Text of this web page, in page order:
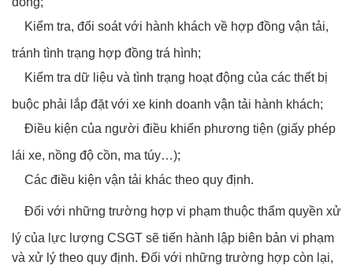
Kiểm tra, đối soát với hành khách về hợp đồng vận tải,
tránh tình trạng hợp đồng trá hình;
Kiểm tra dữ liệu và tình trạng hoạt động của các thết bị
buộc phải lắp đặt với xe kinh doanh vận tải hành khách;
Điều kiện của người điều khiển phương tiện (giấy phép
lái xe, nồng độ cồn, ma túy…);
Các điều kiện vận tải khác theo quy định.
Đối với những trường hợp vi phạm thuộc thẩm quyền xử
lý của lực lượng CSGT sẽ tiến hành lập biên bản vi phạm
và xử lý theo quy định. Đối với những trường hợp còn lại,